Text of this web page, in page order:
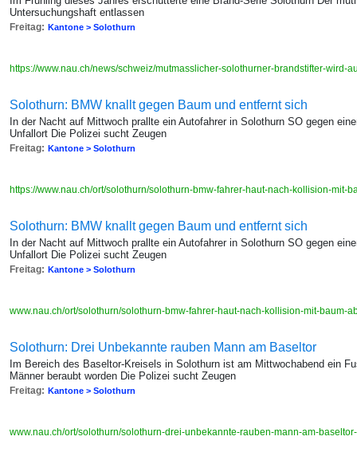
Untersuchungshaft entlassen
Freitag: Kantone > Solothurn
https://www.nau.ch/news/schweiz/mutmasslicher-solothurner-brandstifter-wird-
Solothurn: BMW knallt gegen Baum und entfernt sich
In der Nacht auf Mittwoch prallte ein Autofahrer in Solothurn SO gegen
Unfallort Die Polizei sucht Zeugen
Freitag: Kantone > Solothurn
https://www.nau.ch/ort/solothurn/solothurn-bmw-fahrer-haut-nach-kollision-mit-
Solothurn: BMW knallt gegen Baum und entfernt sich
In der Nacht auf Mittwoch prallte ein Autofahrer in Solothurn SO gegen
Unfallort Die Polizei sucht Zeugen
Freitag: Kantone > Solothurn
www.nau.ch/ort/solothurn/solothurn-bmw-fahrer-haut-nach-kollision-mit-baum-
Solothurn: Drei Unbekannte rauben Mann am Baseltor
Im Bereich des Baseltor-Kreisels in Solothurn ist am Mittwochabend ein
Männer beraubt worden Die Polizei sucht Zeugen
Freitag: Kantone > Solothurn
www.nau.ch/ort/solothurn/solothurn-drei-unbekannte-rauben-mann-am-